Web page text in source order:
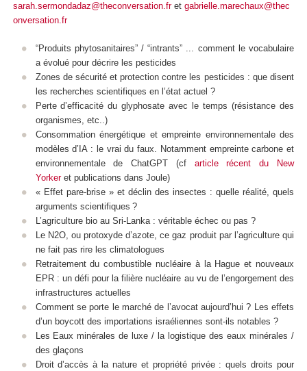
sarah.sermondadaz@theconversation.fret gabrielle.marechaux@thec
onversation.fr
“Produits phytosanitaires” / “intrants” ... comment le vocabulaire
a évolué pour décrire les pesticides
Zones de sécurité et protection contre les pesticides : que disent
les recherches scientifiques en l’état actuel ?
Perte d’efficacité du glyphosate avec le temps (résistance des
organismes, etc..)
Consommation énergétique et empreinte environnementale des
modèles d’IA : le vrai du faux. Notamment empreinte carbone et
environnementale de ChatGPT (cf article récent du New
Yorkeret publications dans Joule)
« Effet pare-brise » et déclin des insectes : quelle réalité, quels
arguments scientifiques ?
L’agriculture bio au Sri-Lanka : véritable échec ou pas ?
Le N2O, ou protoxyde d’azote, ce gaz produit par l’agriculture qui
ne fait pas rire les climatologues
Retraitement du combustible nucléaire à la Hague et nouveaux
EPR : un défi pour la filière nucléaire au vu de l’engorgement des
infrastructures actuelles
Comment se porte le marché de l’avocat aujourd’hui ? Les effets
d’un boycott des importations israéliennes sont-ils notables ?
Les Eaux minérales de luxe / la logistique des eaux minérales /
des glaçons
Droit d’accès à la nature et propriété privée : quels droits pour